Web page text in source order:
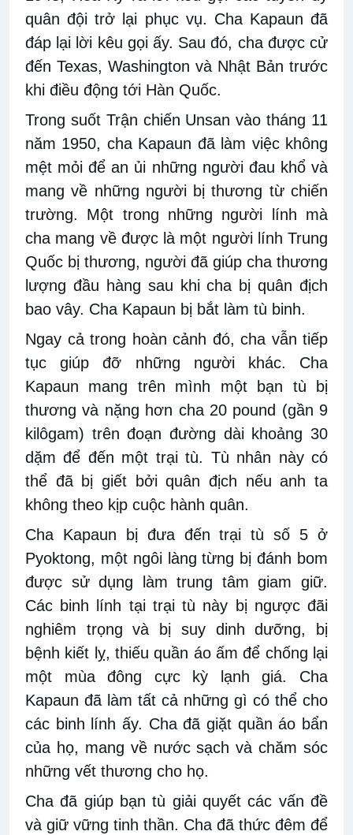
quân đội trở lại phục vụ. Cha Kapaun đã
đáp lại lời kêu gọi ấy. Sau đó, cha được cử
đến Texas, Washington và Nhật Bản trước
khi điều động tới Hàn Quốc.
Trong suốt Trận chiến Unsan vào tháng 11
năm 1950, cha Kapaun đã làm việc không
mệt mỏi để an ủi những người đau khổ và
mang về những người bị thương từ chiến
trường. Một trong những người lính mà
cha mang về được là một người lính Trung
Quốc bị thương, người đã giúp cha thương
lượng đầu hàng sau khi cha bị quân địch
bao vây. Cha Kapaun bị bắt làm tù binh.
Ngay cả trong hoàn cảnh đó, cha vẫn tiếp
tục giúp đỡ những người khác. Cha
Kapaun mang trên mình một bạn tù bị
thương và nặng hơn cha 20 pound (gần 9
kilôgam) trên đoạn đường dài khoảng 30
dặm để đến một trại tù. Tù nhân này có
thể đã bị giết bởi quân địch nếu anh ta
không theo kịp cuộc hành quân.
Cha Kapaun bị đưa đến trại tù số 5 ở
Pyoktong, một ngôi làng từng bị đánh bom
được sử dụng làm trung tâm giam giữ.
Các binh lính tại trại tù này bị ngược đãi
nghiêm trọng và bị suy dinh dưỡng, bị
bệnh kiết lỵ, thiếu quần áo ấm để chống lại
một mùa đông cực kỳ lạnh giá. Cha
Kapaun đã làm tất cả những gì có thể cho
các binh lính ấy. Cha đã giặt quần áo bẩn
của họ, mang về nước sạch và chăm sóc
những vết thương cho họ.
Cha đã giúp bạn tù giải quyết các vấn đề
và giữ vững tinh thần. Cha đã thức đêm để